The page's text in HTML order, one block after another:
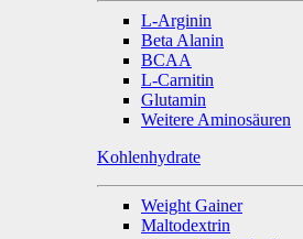
L-Arginin
Beta Alanin
BCAA
L-Carnitin
Glutamin
Weitere Aminosäuren
Kohlenhydrate
Weight Gainer
Maltodextrin